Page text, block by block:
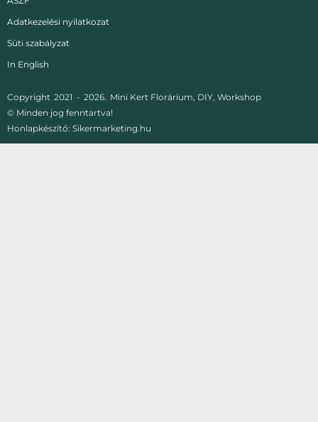
Copyright 2021 - 2026. Mini Kert Florárium, DIY, Workshop
© Minden jog fenntartva!
Honlapkészítő: Sikermarketing.hu
Adatkezelési nyilatkozat
Süti szabályzat
In English